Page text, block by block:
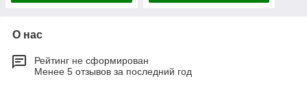
О нас
Рейтинг не сформирован
Менее 5 отзывов за последний год